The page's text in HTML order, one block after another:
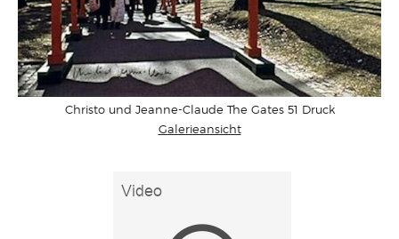
Christo und Jeanne-Claude The Gates 51 Druck
Galerieansicht